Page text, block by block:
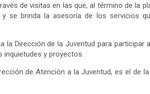
de visitas en las que, al término de la
se brinda la asesoría de los servicios
la Dirección de la Juventud para participar
inquietudes y proyectos.
de Atención a la Juventud, es el de la